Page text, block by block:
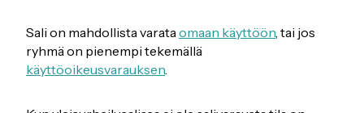
Sali on mahdollista varataomaan käyttöön, tai jos
ryhmä on pienempi tekemällä
käyttöoikeusvarauksen.